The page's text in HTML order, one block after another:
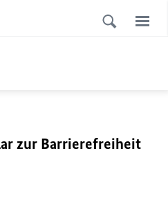
zur Barrierefreiheit